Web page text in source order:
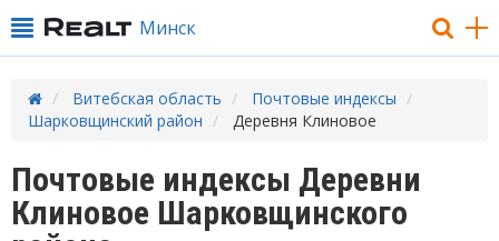
Минск
Витебская область
Почтовые индексы
Шарковщинский район
Деревня Клиновое
Почтовые индексы Деревни
Клиновое Шарковщинского